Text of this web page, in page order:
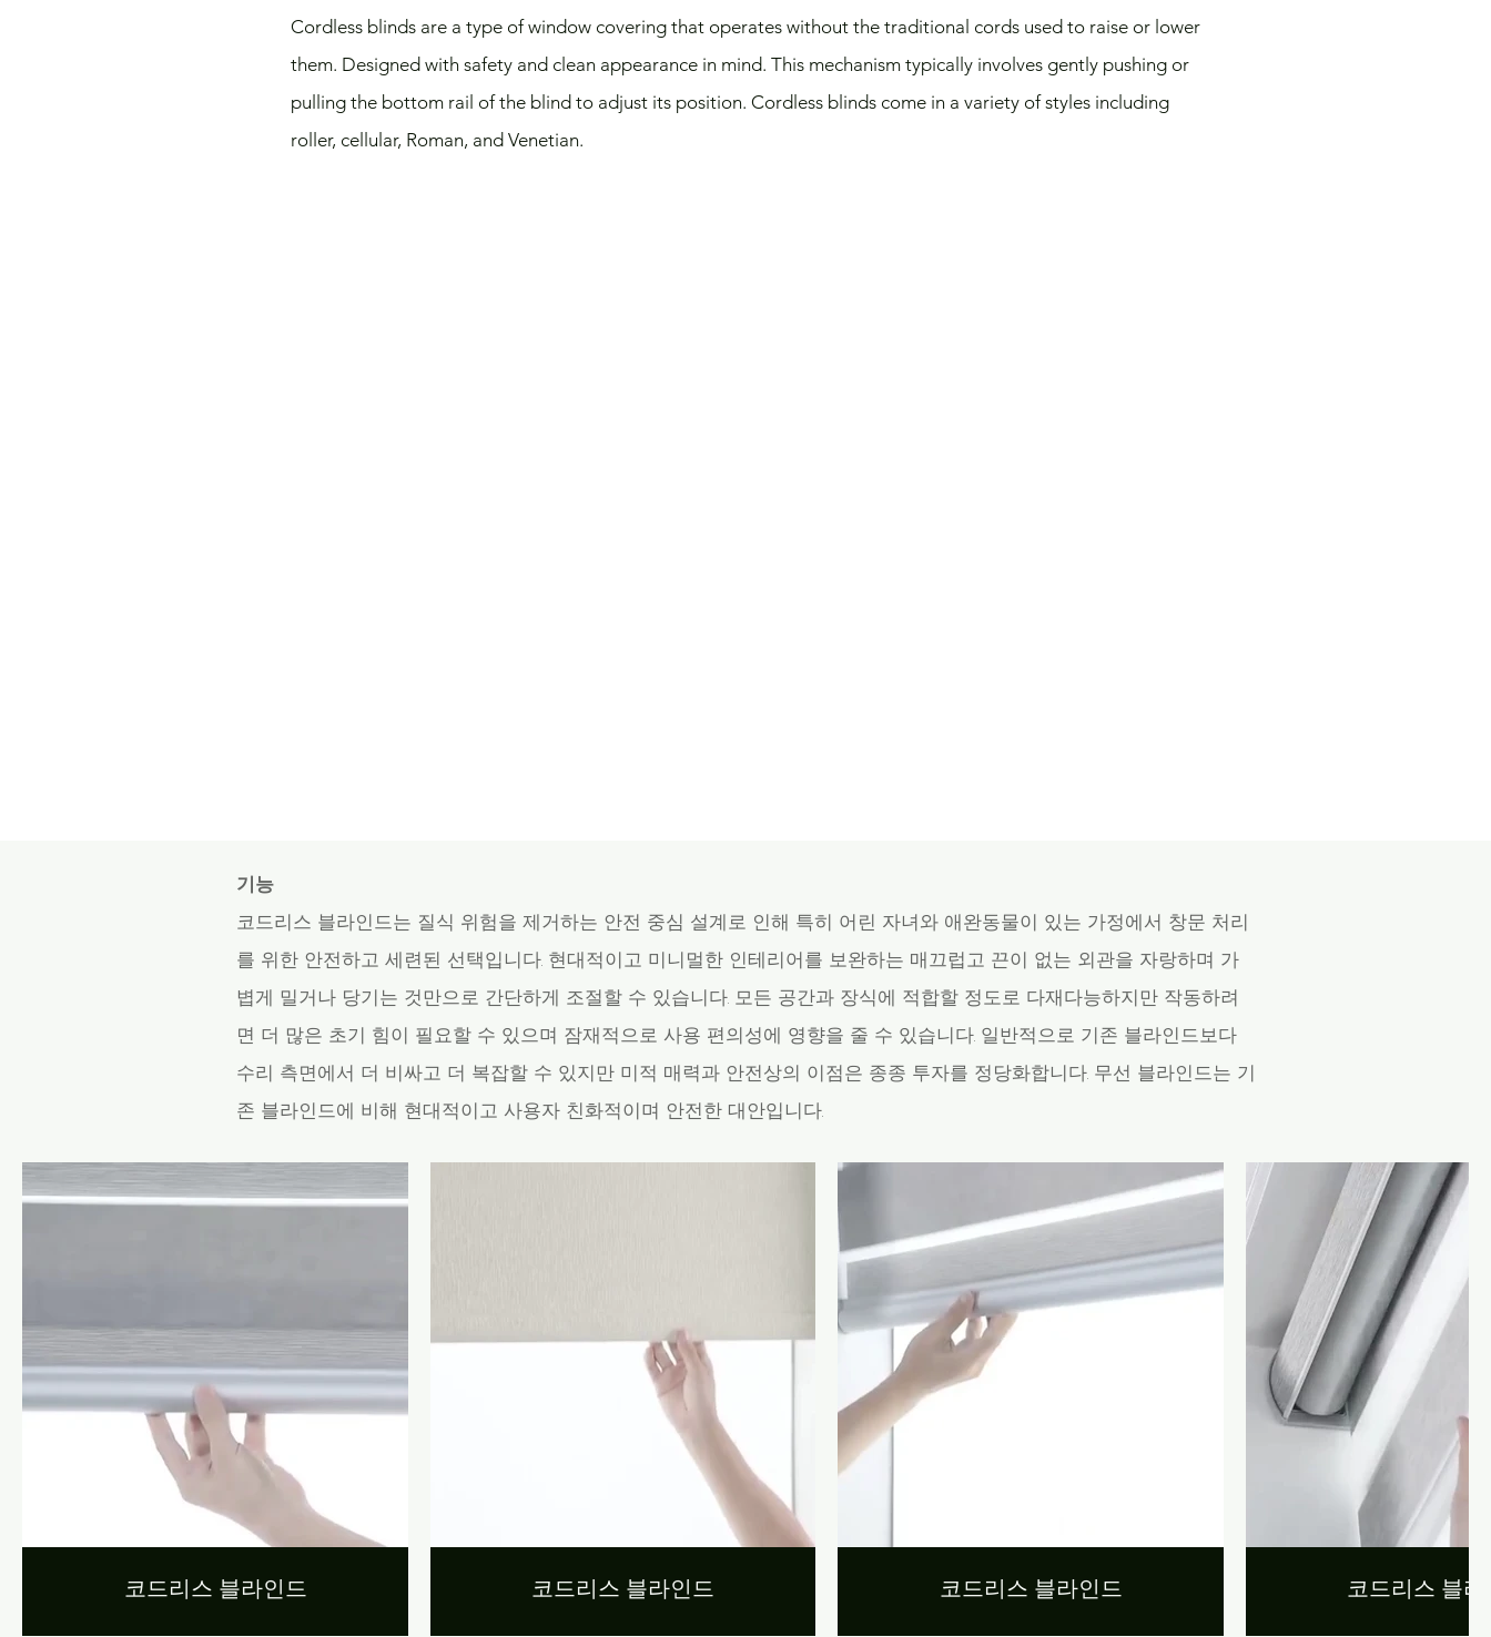
Cordless blinds are a type of window covering that operates without the traditional cords used to raise or lower
them. Designed with safety and clean appearance in mind. This mechanism typically involves gently pushing or
pulling the bottom rail of the blind to adjust its position. Cordless blinds come in a variety of styles including
roller, cellular, Roman, and Venetian.
기능
코드리스 블라인드는 질식 위험을 제거하는 안전 중심 설계로 인해 특히 어린 자녀와 애완동물이 있는 가정에서 창문 처리
를 위한 안전하고 세련된 선택입니다. 현대적이고 미니멀한 인테리어를 보완하는 매끄럽고 끈이 없는 외관을 자랑하며 가
볍게 밀거나 당기는 것만으로 간단하게 조절할 수 있습니다. 모든 공간과 장식에 적합할 정도로 다재다능하지만 작동하려
면 더 많은 초기 힘이 필요할 수 있으며 잠재적으로 사용 편의성에 영향을 줄 수 있습니다. 일반적으로 기존 블라인드보다
수리 측면에서 더 비싸고 더 복잡할 수 있지만 미적 매력과 안전상의 이점은 종종 투자를 정당화합니다. 무선 블라인드는 기
존 블라인드에 비해 현대적이고 사용자 친화적이며 안전한 대안입니다.
코드리스 블라인드 코드리스 블라인드 코드리스 블라인드 코드리스 블